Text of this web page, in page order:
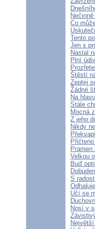
Co
Tento
Jen s
Nastal
Plní
Štěstí
Zeptej
Žádné
Na
Stále
Mocná
Z jeho
Nikdy
Velkou
Buď
S
Učí se
Nosí v